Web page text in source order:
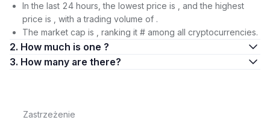
In the last 24 hours, the lowest price is , and the highest
price is , with a trading volume of .
The market cap is , ranking it # among all cryptocurrencies.
2. How much is one ?
3. How many are there?
Zastrzeżenie